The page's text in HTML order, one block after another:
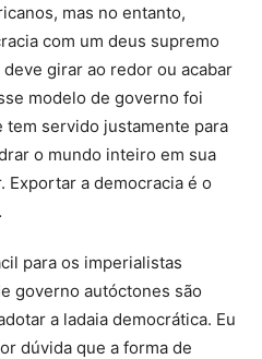
mas no entanto,
com um deus supremo
girar ao redor ou acabar
modelo de governo foi
tem servido justamente para
o mundo inteiro em sua
Exportar a democracia é o
para os imperialistas
governo autóctones são
a ladaia democrática. Eu
dúvida que a forma de